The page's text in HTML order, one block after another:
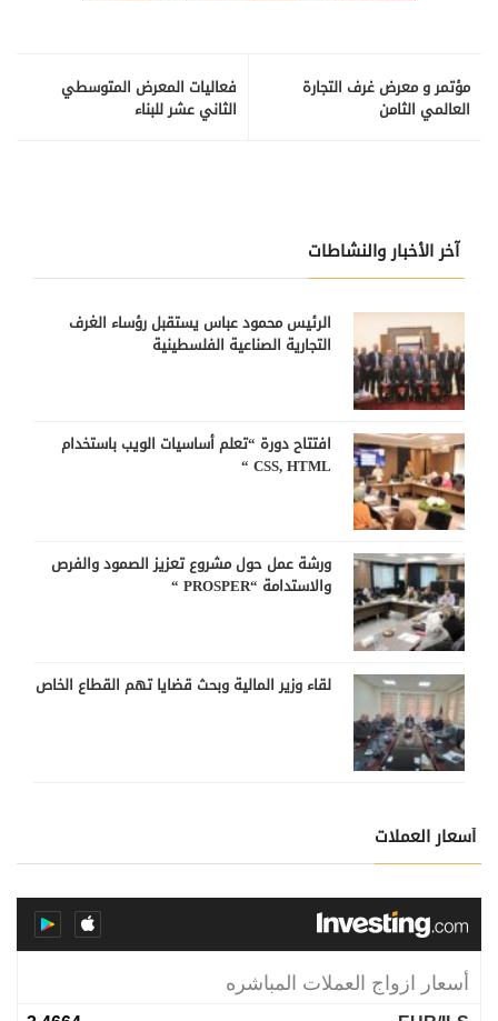
فعاليات المعرض المتوسطي
الثاني عشر للبناء
مؤتمر و معرض غرف التجارة
العالمي الثامن
آخر الأخبار والنشاطات
الرئيس محمود عباس يستقبل رؤساء الغرف
التجارية الصناعية الفلسطينية
افتتاح دورة “تعلم أساسيات الويب باستخدام
CSS, HTML “
ورشة عمل حول مشروع تعزيز الصمود والفرص
والاستدامة “PROSPER “
لقاء وزير المالية وبحث قضايا تهم القطاع الخاص
أسعار العملات